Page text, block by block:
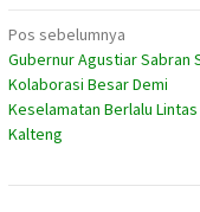
Navigasi
pos
Pos sebelumnya
Gubernur Agustiar Sabran
Kolaborasi Besar Demi
Keselamatan Berlalu
Kalteng